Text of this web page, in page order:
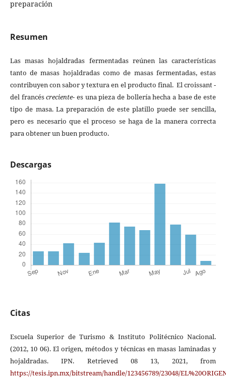
preparación
Resumen
Las masas hojaldradas fermentadas reúnen las características
tanto de masas hojaldradas como de masas fermentadas, estas
contribuyen con sabor y textura en el producto final. El croissant -
del francéscreciente- es una pieza de bollería hecha a base de este
tipo de masa. La preparación de este platillo puede ser sencilla,
pero es necesario que el proceso se haga de la manera correcta
para obtener un buen producto.
Descargas
Citas
Escuela Superior de Turismo & Instituto Politécnico Nacional.
(2012, 10 06). El origen, métodos y técnicas en masas laminadas y
hojaldradas. IPN. Retrieved 08 13, 2021, from
https://tesis.ipn.mx/bitstream/handle/123456789/23048/